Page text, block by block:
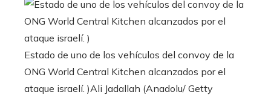
Estado de uno de los vehículos del convoy de la
ONG World Central Kitchen alcanzados por el
ataque israelí. )Ali Jadallah (Anadolu/ Getty